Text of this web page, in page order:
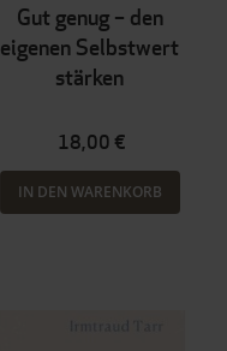
Gut genug – den
eigenen Selbstwert
stärken
18,00 €
IN DEN WARENKORB